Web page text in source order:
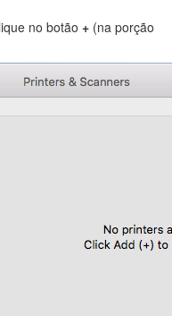
no botão + (na porção